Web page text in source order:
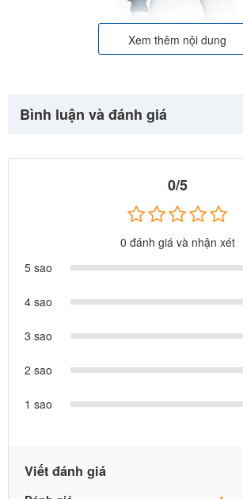
kính bơi tại:
Xem thêm nội dung
Bình luận và đánh giá
0/5
0 đánh giá và nhận xét
5 sao
4 sao
3 sao
2 sao
1 sao
Viết đánh giá